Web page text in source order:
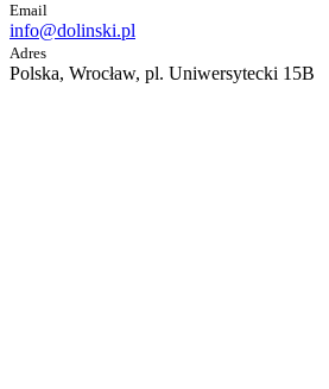
Email
info@dolinski.pl
Adres
Polska, Wrocław, pl. Uniwersytecki 15B